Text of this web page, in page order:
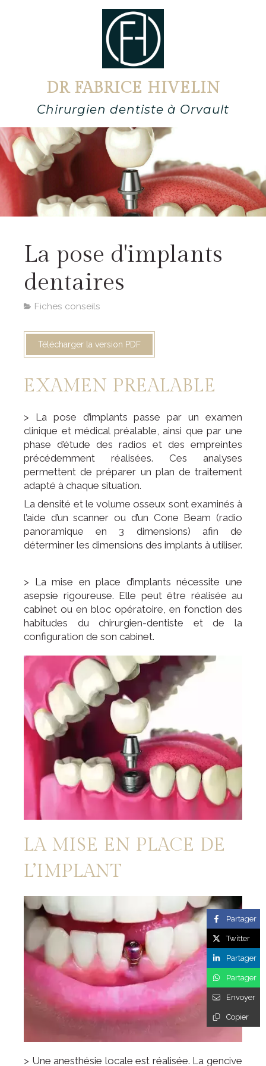
DR FABRICE HIVELIN
Chirurgien dentiste à Orvault
La pose d'implants
dentaires
Fiches conseils
Télécharger la version PDF
EXAMEN PREALABLE
> La pose d’implants passe par un examen
clinique et médical préalable, ainsi que par une
phase d’étude des radios et des empreintes
précédemment réalisées. Ces analyses
permettent de préparer un plan de traitement
adapté à chaque situation.
La densité et le volume osseux sont examinés à
l’aide d’un scanner ou d’un Cone Beam (radio
panoramique en 3 dimensions) afin de
déterminer les dimensions des implants à utiliser.
> La mise en place d’implants nécessite une
asepsie rigoureuse. Elle peut être réalisée au
cabinet ou en bloc opératoire, en fonction des
habitudes du chirurgien-dentiste et de la
configuration de son cabinet.
LA MISE EN PLACE DE
L’IMPLANT
> Une anesthésie locale est réalisée. La gencive
Partager
Twitter
Partager
Partager
Envoyer
Copier